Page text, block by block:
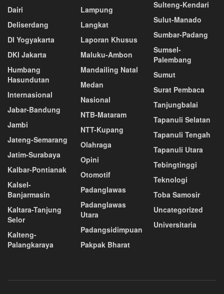
Dairi
Deliserdang
DI Yogyakarta
DKI Jakarta
Humbang
Hasundutan
Internasional
Jabar-Bandung
Jambi
Jateng-Semarang
Jatim-Surabaya
Kalbar-Pontianak
Kalsel-
Banjarmasin
Kaltara-Tanjung
Selor
Kalteng-
Palangkaraya
Lampung
Langkat
Laporan Khusus
Maluku-Ambon
Mandailing Natal
Medan
Nasional
NTB-Mataram
NTT-Kupang
Olahraga
Opini
Otomotif
Padanglawas
Padanglawas
Utara
Padangsidimpuan
Pakpak Bharat
Sulteng-Kendari
Sulut-Manado
Sumbar-Padang
Sumsel-
Palembang
Sumut
Surat Pembaca
Tanjungbalai
Tapanuli Selatan
Tapanuli Tengah
Tapanuli Utara
Tebingtinggi
Teknologi
Toba Samosir
Uncategorized
Universitaria